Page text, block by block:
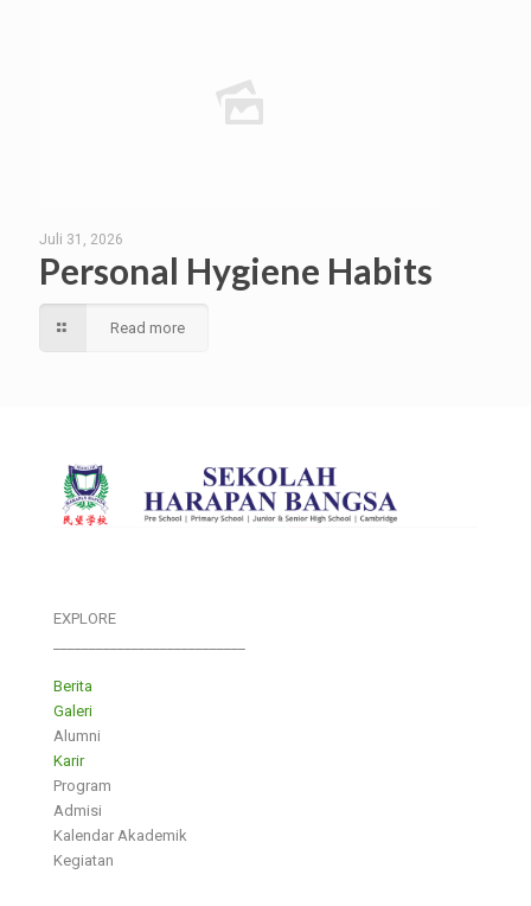
Juli 31, 2026
Personal Hygiene Habits
Read more
EXPLORE
Berita
Galeri
Alumni
Karir
Program
Admisi
Kalendar Akademik
Kegiatan